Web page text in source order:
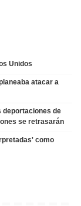
Unidos
atacar a
deportaciones de
se retrasarán
como